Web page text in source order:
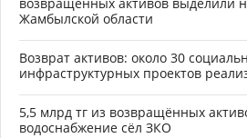
возвращённых активов выделили
Жамбылской области
Возврат активов: около 30
инфраструктурных проектов
5,5 млрд тг из возвращённых
водоснабжение сёл ЗКО